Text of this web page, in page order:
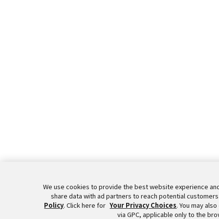
We use cookies to provide the best website experience
share data with ad partners to reach potential
Policy. Click here for Your Privacy Choices. You may
via GPC, applicable only to the